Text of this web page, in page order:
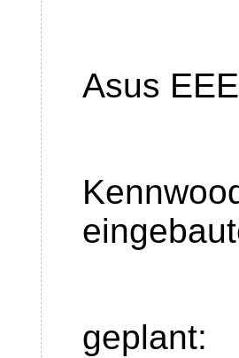
Asus
geplant: